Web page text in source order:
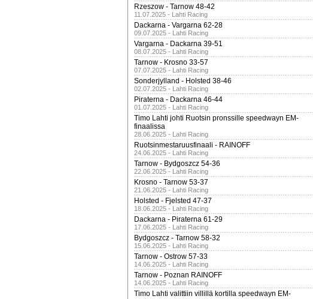
Rzeszow - Tarnow 48-42
11.07.2025 - Lahti Racing
Dackarna - Vargarna 62-28
09.07.2025 - Lahti Racing
Vargarna - Dackarna 39-51
08.07.2025 - Lahti Racing
Tarnow - Krosno 33-57
07.07.2025 - Lahti Racing
Sonderjylland - Holsted 38-46
02.07.2025 - Lahti Racing
Piraterna - Dackarna 46-44
01.07.2025 - Lahti Racing
Timo Lahti johti Ruotsin pronssille speedwayn EM-
finaalissa
28.06.2025 - Lahti Racing
Ruotsinmestaruusfinaali - RAINOFF
24.06.2025 - Lahti Racing
Tarnow - Bydgoszcz 54-36
22.06.2025 - Lahti Racing
Krosno - Tarnow 53-37
21.06.2025 - Lahti Racing
Holsted - Fjelsted 47-37
18.06.2025 - Lahti Racing
Dackarna - Piraterna 61-29
17.06.2025 - Lahti Racing
Bydgoszcz - Tarnow 58-32
15.06.2025 - Lahti Racing
Tarnow - Ostrow 57-33
14.06.2025 - Lahti Racing
Tarnow - Poznan RAINOFF
14.06.2025 - Lahti Racing
Timo Lahti valittiin villillä kortilla speedwayn EM-